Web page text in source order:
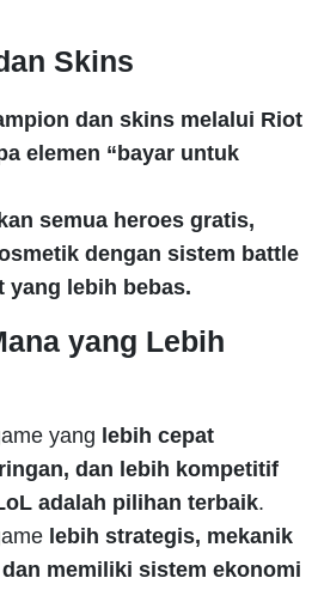
Skins
dan skins melalui Riot
elemen “bayar untuk
semua heroes gratis,
dengan sistem battle
yang lebih bebas.
yang Lebih
yang lebih cepat
dan lebih kompetitif
adalah pilihan terbaik.
lebih strategis, mekanik
memiliki sistem ekonomi